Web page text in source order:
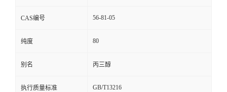
CAS编号 56-81-05
纯度 80
别名 丙三醇
执行质量标准 GB/T13216